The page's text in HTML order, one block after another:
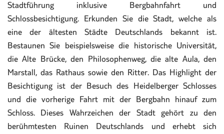
Stadtführung inklusive Bergbahnfahrt und
Schlossbesichtigung. Erkunden Sie die Stadt, welche als
eine der ältesten Städte Deutschlands bekannt ist.
Bestaunen Sie beispielsweise die historische Universität,
die Alte Brücke, den Philosophenweg, die alte Aula, den
Marstall, das Rathaus sowie den Ritter. Das Highlight der
Besichtigung ist der Besuch des Heidelberger Schlosses
und die vorherige Fahrt mit der Bergbahn hinauf zum
Schloss. Dieses Wahrzeichen der Stadt gehört zu den
berühmtesten Ruinen Deutschlands und erhebt sich